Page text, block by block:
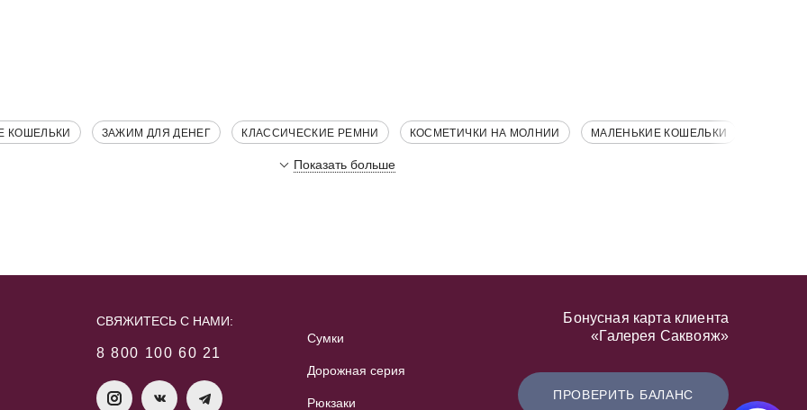
КОШЕЛЬКИ ЗАЖИМ ДЛЯ ДЕНЕГ КЛАССИЧЕСКИЕ РЕМНИ КОСМЕТИЧКИ НА МОЛНИИ МАЛЕНЬКИЕ КОШЕЛЬКИ
Показать больше
СВЯЖИТЕСЬ С НАМИ:
8 800 100 60 21
Сумки
Дорожная серия
Рюкзаки
Бонусная карта клиента
«Галерея Саквояж»
ПРОВЕРИТЬ БАЛАНС